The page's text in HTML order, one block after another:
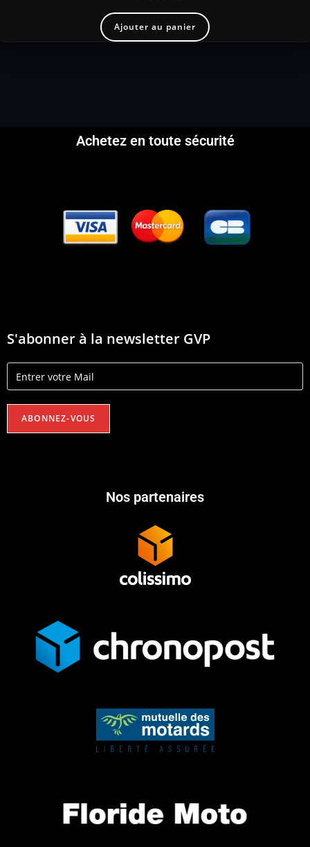
Ajouter au panier
Achetez en toute sécurité
S'abonner à la newsletter GVP
Nos partenaires